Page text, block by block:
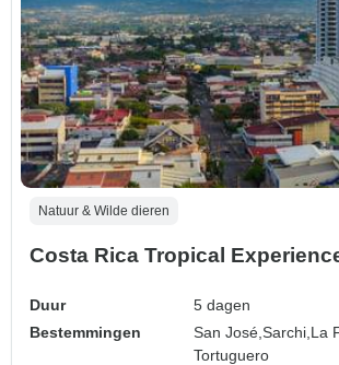
Natuur & Wilde dieren
Costa Rica Tropical
Duur
5 dagen
Bestemmingen
San José,Sarchi, La
Tortuguero